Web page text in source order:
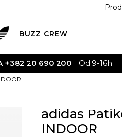
BUZZ CREW
poružbine u vrijednosti preko
adidas
INDOOR